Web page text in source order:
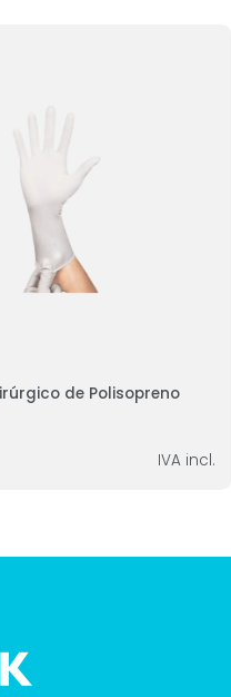
de Polisopreno
IVA incl.